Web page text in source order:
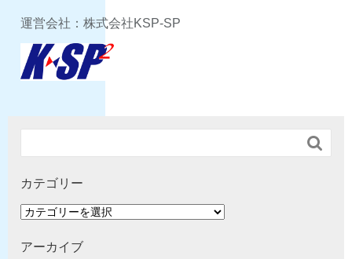
運営会社：株式会社KSP-SP

カテゴリー
カ
ゴ
アーカイブ